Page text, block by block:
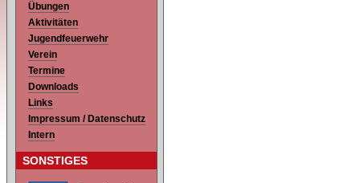
Übungen
Aktivitäten
Jugendfeuerwehr
Verein
Termine
Downloads
Links
Impressum / Datenschutz
Intern
SONSTIGES